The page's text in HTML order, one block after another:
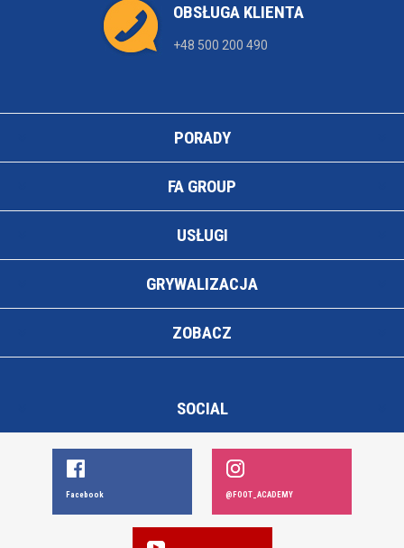
OBSŁUGA KLIENTA
+48 500 200 490
PORADY
FA GROUP
USŁUGI
GRYWALIZACJA
ZOBACZ
SOCIAL
Facebook @FOOT_ACADEMY